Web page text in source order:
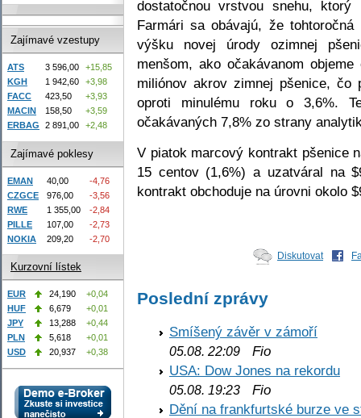
dostatočnou vrstvou snehu,
Farmári sa obávajú, že
výšku novej úrody ozimnej
menšom, ako očakávanom
miliónov akrov zimnej pšenice, čo
oproti minulému roku o 3,6%.
očakávaných 7,8% zo strany
V piatok marcový kontrakt pšenice
15 centov (1,6%) a uzatváral na
kontrakt obchoduje na úrovni okolo
Diskutovat
Poslední zprávy
Smíšený závěr v zámoří
05.08. 22:09 Fio
USA: Dow Jones na rekordu
05.08. 19:23 Fio
Dění na frankfurtské burze ve
Zajímavé vzestupy
ATS 3 596,00
+15,85
KGH
1 942,60
+3,98
FACC
423,50
+3,93
MACIN
158,50
+3,59
ERBAG
2 891,00 +2,48
Zajímavé poklesy
EMAN 40,00
-4,76
CZGCE
976,00
-3,56
RWE
1 355,00
-2,84
PILLE
107,00
-2,73
NOKIA
209,20 -2,70
Kurzovní lístek
EUR 24,190
+0,04
HUF
6,679
+0,01
JPY
13,288
+0,44
PLN
5,618
+0,01
USD
20,937 +0,38